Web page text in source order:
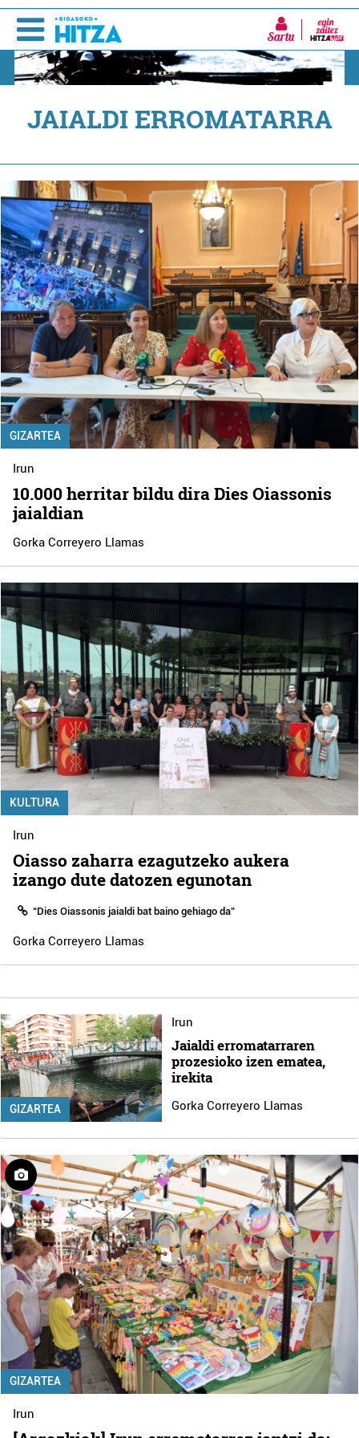
Sartu
JAIALDI ERROMATARRA
GIZARTEA
Irun
10.000 herritar bildu dira Dies Oiassonis
jaialdian
Gorka Correyero Llamas
KULTURA
Irun
Oiasso zaharra ezagutzeko aukera
izango dute datozen egunotan
“Dies Oiassonis jaialdi bat baino gehiago da”
Gorka Correyero Llamas
GIZARTEA
Irun
Jaialdi erromatarraren
prozesioko izen ematea,
irekita
Gorka Correyero Llamas
GIZARTEA
Irun